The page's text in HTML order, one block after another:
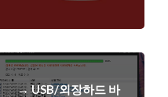
→ USB/외장하드 바